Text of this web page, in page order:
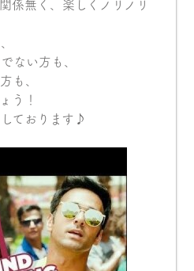
係無く、楽しくノリノリ
ない方も、
も、
う！
ております♪